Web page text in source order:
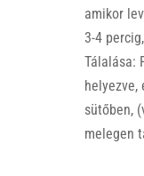
amikor
3-4
Tálalása:
sütőben,
melegen